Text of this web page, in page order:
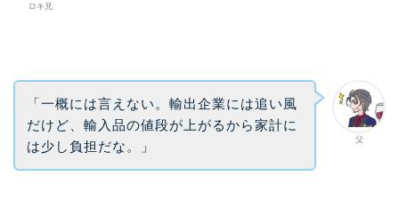
ロキ兄
父
「一概には言えない。輸出企業には追い風
だけど、輸入品の値段が上がるから家計に
は少し負担だな。」